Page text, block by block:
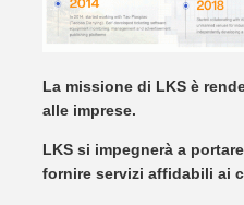
La missione di LKS è
alle imprese.
LKS si impegnerà a
fornire servizi affidabili ai